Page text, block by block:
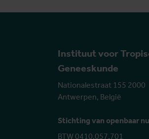
Instituut voor
Geneeskunde
Nationalestraat 155 2000
Antwerpen, België
Stichting van openbaar
BTW 0410.057.701